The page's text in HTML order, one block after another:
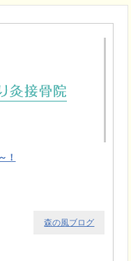
！
森の風ブログ